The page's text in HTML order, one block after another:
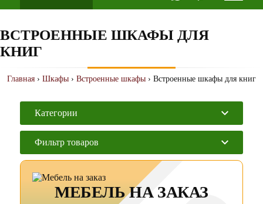
ВСТРОЕННЫЕ ШКАФЫ ДЛЯ
КНИГ
Главная › Шкафы › Встроенные шкафы › Встроенные шкафы для книг
Категории
Фильтр товаров
МЕБЕЛЬ НА ЗАКАЗ